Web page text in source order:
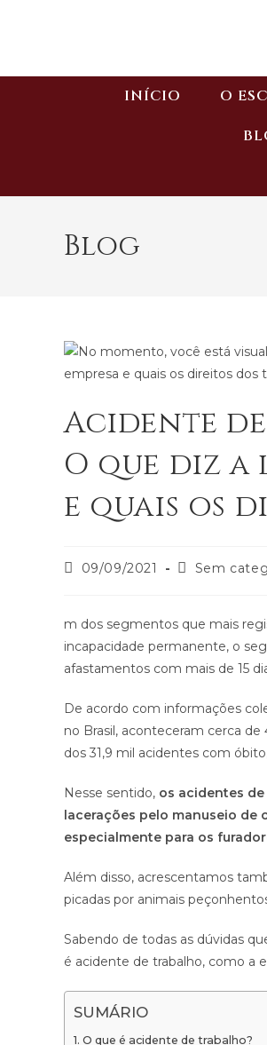
INÍCIO O
Blog
Acidente
O que diz a
e quais os
09/09/2021 Sem
m dos segmentos que mais
incapacidade permanente, o
afastamentos com mais de 15
De acordo com informações
no Brasil, aconteceram cerca
dos 31,9 mil acidentes com
Nesse sentido, os acidentes
lacerações pelo manuseio de
especialmente para os
Além disso, acrescentamos
picadas por animais
Sabendo de todas as dúvidas
é acidente de trabalho, como a
SUMÁRIO
O que é acidente de trabalho?